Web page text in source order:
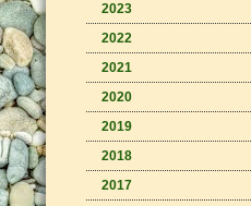
2023
2022
2021
2020
2019
2018
2017